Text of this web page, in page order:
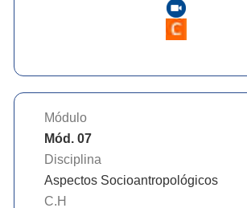
Módulo
Mód. 07
Disciplina
Aspectos Socioantropológicos
C.H